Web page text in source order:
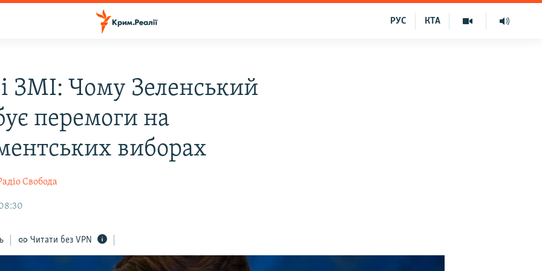
КТА
РУС
ЗМІ: Чому Зеленський
перемоги на
виборах
Свобода
Читати без VPN